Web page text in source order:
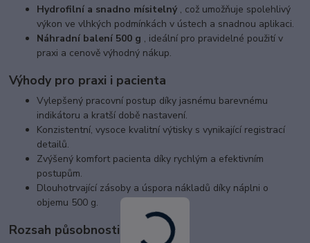
Hydrofilní a snadno mísitelný , což umožňuje spolehlivý
výkon ve vlhkých podmínkách v ústech a snadnou aplikaci.
Náhradní balení 500 g , ideální pro pravidelné použití v
praxi a cenově výhodný nákup.
Výhody pro praxi i pacienta
Vylepšený pracovní postup díky jasnému barevnému
indikátoru a kratší době nastavení.
Konzistentní, vysoce kvalitní výtisky s vynikající registrací
detailů.
Zvýšený komfort pacienta díky rychlým a efektivním
postupům.
Dlouhotrvající zásoby a úspora nákladů díky náplni o
objemu 500 g.
Rozsah působnosti